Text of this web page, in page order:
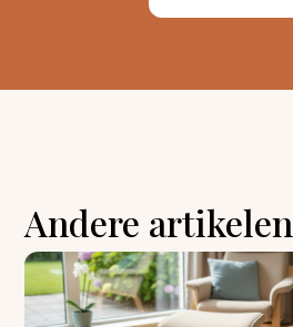
Andere artikelen